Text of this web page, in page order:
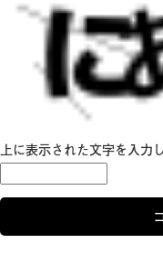
上に表示された文字を入力